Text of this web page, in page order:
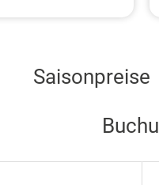
Saisonpreise